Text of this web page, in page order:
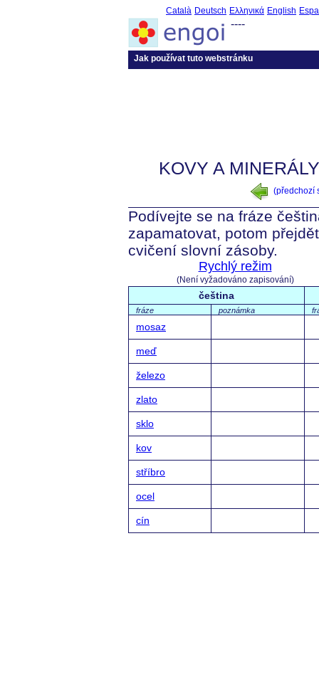
Català Deutsch Ελληνικά English
----
Jak používat tuto webstránku
KOVY A
(předchozí
Podívejte se na fráze
zapamatovat, potom
cvičení slovní zásoby.
Rychlý režim
(Není vyžadováno zapisování)
čeština
fráze poznámka
mosaz
meď
železo
zlato
sklo
kov
stříbro
ocel
cín